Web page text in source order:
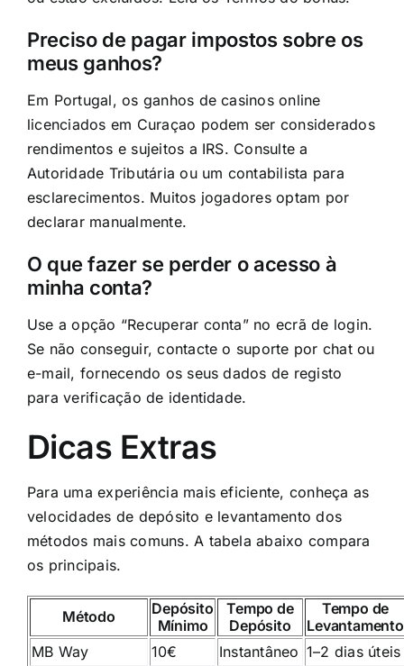
Preciso de pagar impostos sobre os
meus ganhos?
Em Portugal, os ganhos de casinos online
licenciados em Curaçao podem ser considerados
rendimentos e sujeitos a IRS. Consulte a
Autoridade Tributária ou um contabilista para
esclarecimentos. Muitos jogadores optam por
declarar manualmente.
O que fazer se perder o acesso à
minha conta?
Use a opção “Recuperar conta” no ecrã de login.
Se não conseguir, contacte o suporte por chat ou
e-mail, fornecendo os seus dados de registo
para verificação de identidade.
Dicas Extras
Para uma experiência mais eficiente, conheça as
velocidades de depósito e levantamento dos
métodos mais comuns. A tabela abaixo compara
os principais.
Método
Depósito
Mínimo
Tempo de
Depósito
Tempo de
Levantamento
MB Way
10€ Instantâneo 1–2 dias úteis